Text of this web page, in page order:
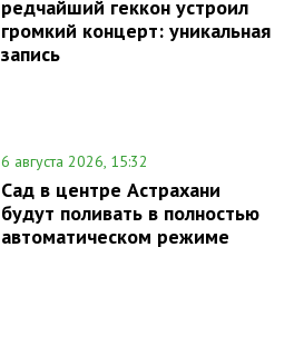
редчайший геккон устроил
громкий концерт: уникальная
запись
6 августа 2026, 15:32
Сад в центре Астрахани
будут поливать в полностью
автоматическом режиме